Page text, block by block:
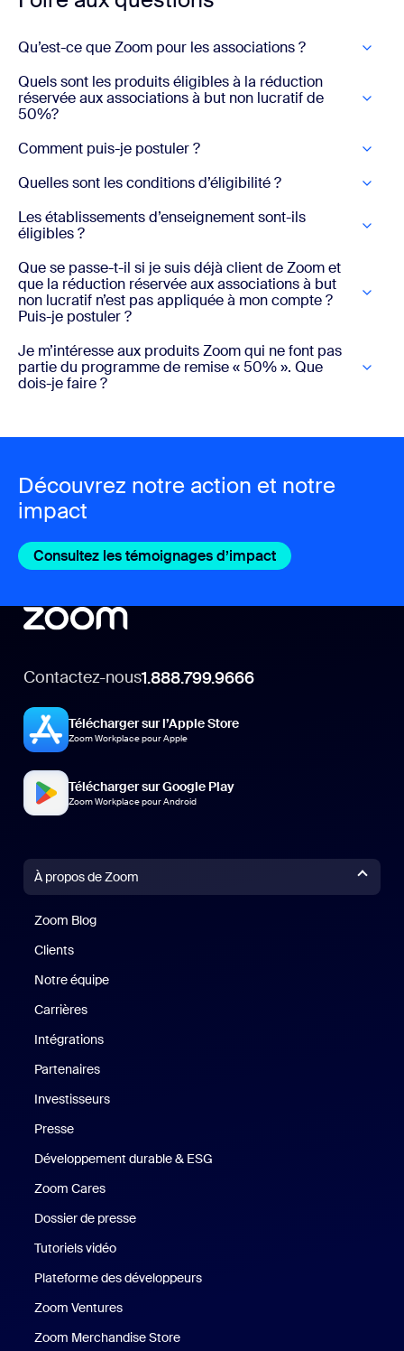
Qu’est-ce que Zoom pour les associations ?
Quels sont les produits éligibles à la réduction
réservée aux associations à but non lucratif de
50%?
Comment puis-je postuler ?
Quelles sont les conditions d’éligibilité ?
Les établissements d’enseignement sont-ils
éligibles ?
Que se passe-t-il si je suis déjà client de Zoom et
que la réduction réservée aux associations à but
non lucratif n’est pas appliquée à mon compte ?
Puis-je postuler ?
Je m’intéresse aux produits Zoom qui ne font pas
partie du programme de remise « 50% ». Que
dois-je faire ?
Découvrez notre action et notre
impact
Consultez les témoignages d’impact Consultez les
Contactez-nous1.888.799.9666
Télécharger sur l’Apple Store
Zoom Workplace pour Apple
Télécharger sur Google Play
Zoom Workplace pour Android
À propos de Zoom
Zoom Blog
Clients
Notre équipe
Carrières
Intégrations
Partenaires
Investisseurs
Presse
Développement durable & ESG
Zoom Cares
Dossier de presse
Tutoriels vidéo
Plateforme des développeurs
Zoom Ventures
Zoom Merchandise Store